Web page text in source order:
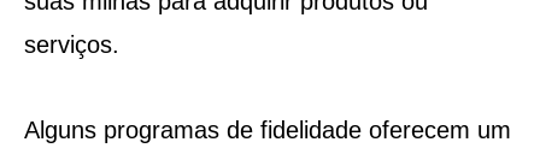
serviços.
Alguns programas de fidelidade oferecem um